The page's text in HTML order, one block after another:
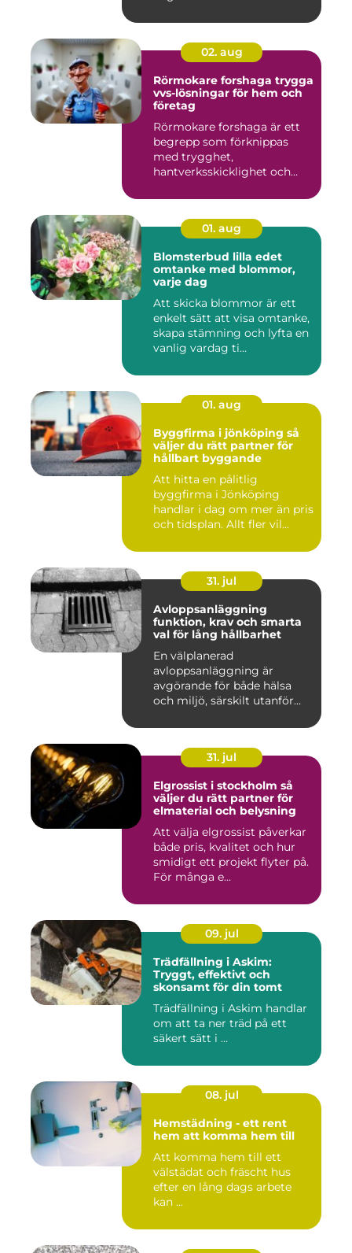
02. aug
Rörmokare forshaga trygga
vvs-lösningar för hem och
företag
Rörmokare forshaga är ett
begrepp som förknippas
med trygghet,
hantverksskicklighet och
01. aug
Blomsterbud lilla edet
omtanke med blommor,
varje dag
Att skicka blommor är ett
enkelt sätt att visa omtanke,
skapa stämning och lyfta en
vanlig vardag ti...
01. aug
Byggfirma i jönköping så
väljer du rätt partner för
hållbart byggande
Att hitta en pålitlig
byggfirma i Jönköping
handlar i dag om mer än pris
och tidsplan. Allt fler vil...
31. jul
Avloppsanläggning
funktion, krav och smarta
val för lång hållbarhet
En välplanerad
avloppsanläggning är
avgörande för både hälsa
och miljö, särskilt utanför
31. jul
Elgrossist i stockholm så
väljer du rätt partner för
elmaterial och belysning
Att välja elgrossist påverkar
både pris, kvalitet och hur
smidigt ett projekt flyter på.
För många e...
09. jul
Trädfällning i Askim:
Tryggt, effektivt och
skonsamt för din tomt
Trädfällning i Askim handlar
om att ta ner träd på ett
säkert sätt i ...
08. jul
Hemstädning - ett rent
hem att komma hem till
Att komma hem till ett
välstädat och fräscht hus
efter en lång dags arbete
kan ...